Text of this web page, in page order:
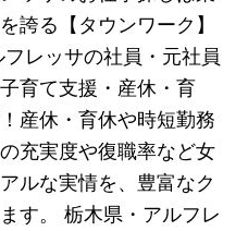
誇る【タウンワーク】
レッサの社員・元社員
育て支援・産休・育
産休・育休や時短勤務
充実度や復職率など女
ルな実情を、豊富なク
す。 栃木県・アルフレ